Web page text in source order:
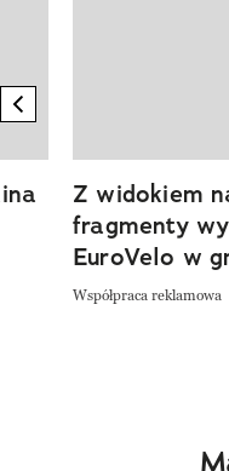
previous element
Z widokiem
fragmenty
EuroVelo w
Współpraca reklamowa